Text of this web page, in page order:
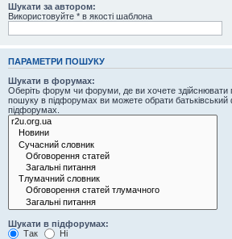
Шукати за автором:
Використовуйте * в якості шаблона
ПАРАМЕТРИ ПОШУКУ
Шукати в форумах:
Оберіть форум чи форуми, де ви хочете
пошуку в підфорумах ви можете обрати
підфорумах.
Шукати в підфорумах:
Так
Ні